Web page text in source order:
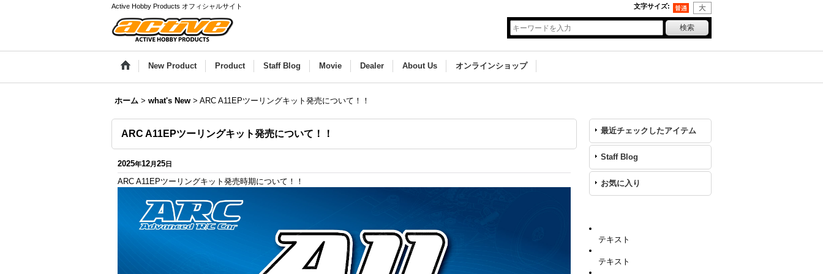
Active Hobby Products オフィシャルサイト 文字サイズ:
New Product Product Staff Blog Movie Dealer About Us オンラインショップ
ホーム > what's New > ARC A11EPツーリングキット発売について！！
ARC A11EPツーリングキット発売について！！
2025年12月25日
ARC A11EPツーリングキット発売時期について！！
最近チェックしたアイテム
Staff Blog
お気に入り
テキスト
テキスト